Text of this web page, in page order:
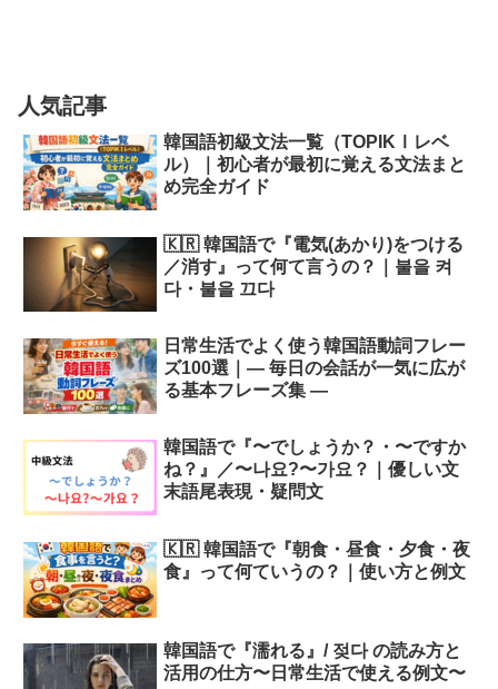
人気記事
韓国語初級文法一覧（TOPIKⅠレベ
ル）｜初心者が最初に覚える文法まと
め完全ガイド
🇰🇷 韓国語で『電気(あかり)をつける
／消す』って何て言うの？｜불을 켜
다・불을 끄다
日常生活でよく使う韓国語動詞フレー
ズ100選｜― 毎日の会話が一気に広が
る基本フレーズ集 ―
韓国語で『〜でしょうか？・〜ですか
ね？』／〜나요?〜가요？｜優しい文
末語尾表現・疑問文
🇰🇷 韓国語で『朝食・昼食・夕食・夜
食』って何ていうの？｜使い方と例文
韓国語で『濡れる』/ 젖다 の読み方と
活用の仕方〜日常生活で使える例文〜